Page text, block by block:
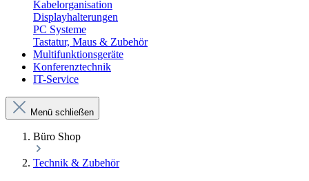
Kabelorganisation
Displayhalterungen
PC Systeme
Tastatur, Maus & Zubehör
Multifunktionsgeräte
Konferenztechnik
IT-Service
Menü schließen
Büro Shop
Technik & Zubehör